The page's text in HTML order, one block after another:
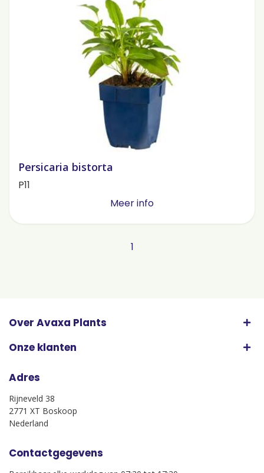
Persicaria bistorta
P11
Meer info
1
Over Avaxa Plants
Onze klanten
Adres
Rijneveld 38
2771 XT Boskoop
Nederland
Contactgegevens